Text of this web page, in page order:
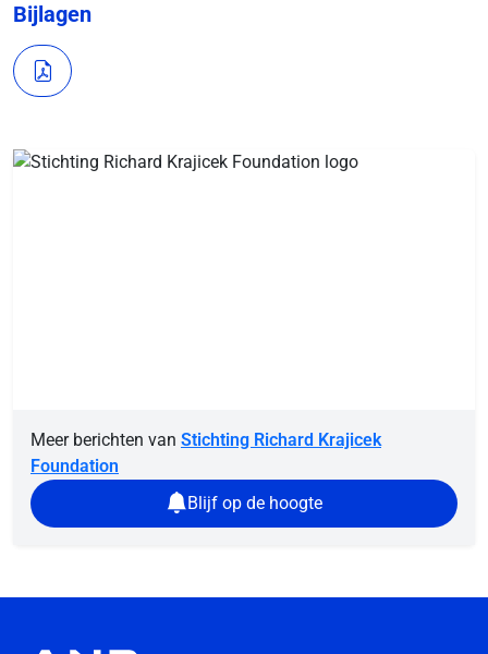
Bijlagen
Meer berichten van Stichting Richard Krajicek
Foundation
Blijf op de hoogte